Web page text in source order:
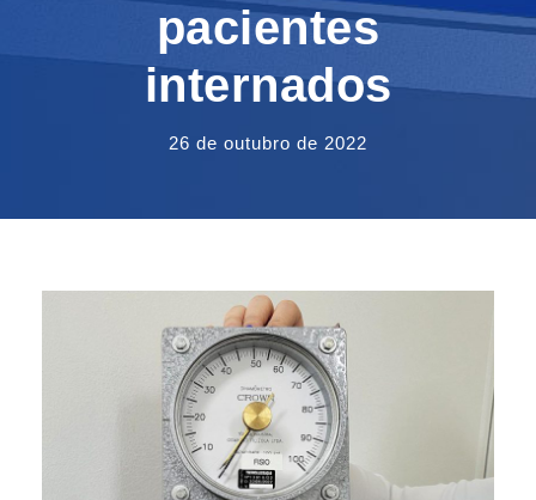
pacientes
internados
26 de outubro de 2022